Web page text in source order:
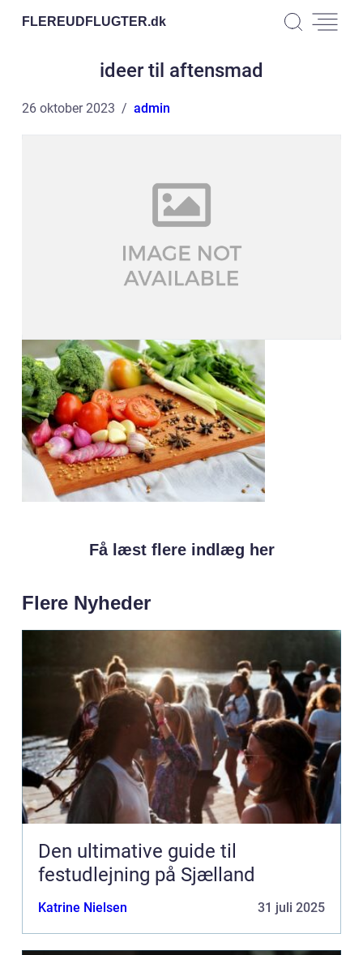
FLEREUDFLUGTER.dk
ideer til aftensmad
26 oktober 2023 admin
Få læst flere indlæg her
Flere Nyheder
Den ultimative guide til
festudlejning på Sjælland
Katrine Nielsen 31 juli 2025